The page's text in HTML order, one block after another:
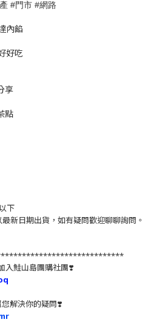
#門市 #網路
內餡
好吃
享
點
下
最新日期出貨，如有疑問歡迎聊聊詢問。
入鮭山島團購社團❣️
解決你的疑問❣️